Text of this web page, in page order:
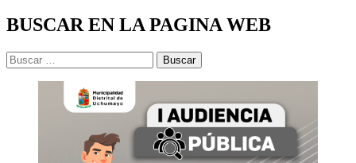
BUSCAR EN LA PAGINA WEB
Buscar: